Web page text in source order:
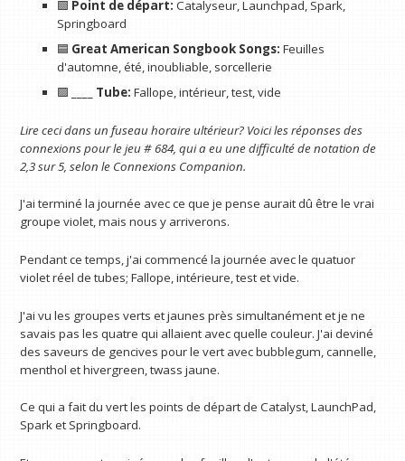
🟩 Point de départ: Catalyseur, Launchpad, Spark,
Springboard
🟦 Great American Songbook Songs: Feuilles
d'automne, été, inoubliable, sorcellerie
🟪
____ Tube: Fallope, intérieur, test, vide
Lire ceci dans un fuseau horaire ultérieur? Voici les réponses des
connexions pour le jeu # 684, qui a eu une difficulté de notation de
2,3 sur 5, selon le Connexions Companion.
J'ai terminé la journée avec ce que je pense aurait dû être le vrai
groupe violet, mais nous y arriverons.
Pendant ce temps, j'ai commencé la journée avec le quatuor
violet réel de tubes; Fallope, intérieure, test et vide.
J'ai vu les groupes verts et jaunes près simultanément et je ne
savais pas les quatre qui allaient avec quelle couleur. J'ai deviné
des saveurs de gencives pour le vert avec bubblegum, cannelle,
menthol et hivergreen, twass jaune.
Ce qui a fait du vert les points de départ de Catalyst, LaunchPad,
Spark et Springboard.